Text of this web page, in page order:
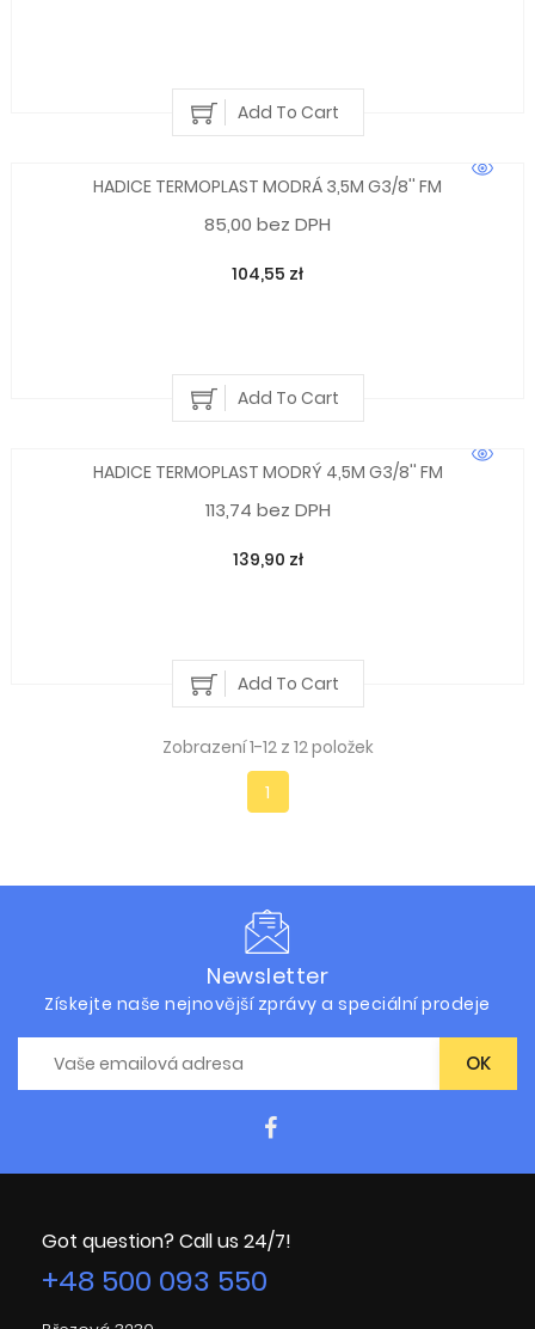
Add To Cart
HADICE TERMOPLAST MODRÁ 3,5M G3/8'' FM
85,00 bez DPH
104,55 zł
Add To Cart
HADICE TERMOPLAST MODRÝ 4,5M G3/8'' FM
113,74 bez DPH
139,90 zł
Add To Cart
Zobrazení 1-12 z 12 položek
1
Newsletter
Získejte naše nejnovější zprávy a speciální prodeje
Got question? Call us 24/7!
+48 500 093 550